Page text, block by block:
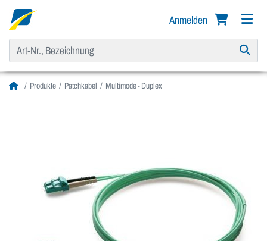
Anmelden
Produkte Patchkabel Multimode - Duplex